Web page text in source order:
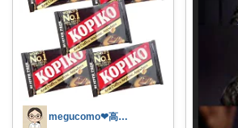
megucomo❤高身長ママ愛用品リスト